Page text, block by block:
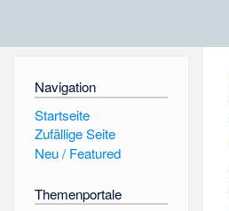
Navigation
Startseite
Zufällige Seite
Neu / Featured
Themenportale